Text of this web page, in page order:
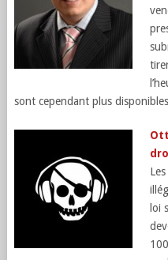
sont cependant plus
loi